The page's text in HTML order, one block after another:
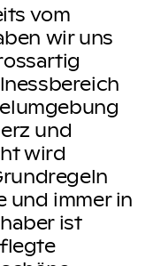
vom
wir uns
und
wird
und immer in
ist